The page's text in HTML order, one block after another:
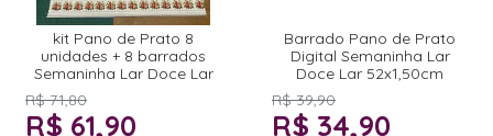
kit Pano de Prato 8
unidades + 8 barrados
Semaninha Lar Doce Lar
R$ 71,80
R$ 61,90
Barrado Pano de Prato
Digital Semaninha Lar
Doce Lar 52x1,50cm
R$ 39,90
R$ 34,90